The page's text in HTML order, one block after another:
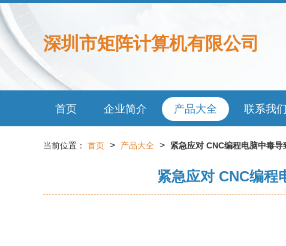
深圳市矩阵计算机有限公司
首页 企业简介 产品大全 联系我们
当前位置： 首页 > 产品大全 > 紧急应对 CNC编程电脑中毒
紧急应对 CNC编程